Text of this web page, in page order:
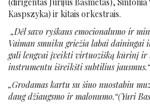
Kaspszyka) ir kitais orkestrais.
„Dėl savo ryškaus emocionalumo ir
Vaiman smuiku griežia labai dainingai
gali lengvai įveikti virtuozišką kūrinį ir
instrumentu išreikšti subtilius
„Grodamas kartu su šiuo nuostabiu
daug džiaugsmo ir malonumo.“(Yuri